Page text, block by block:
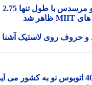
Smart #2؛ میکرو-برقی دو نفره جیلی و مرسدس با طول تنها 2.75
روی لاستیک آشنا